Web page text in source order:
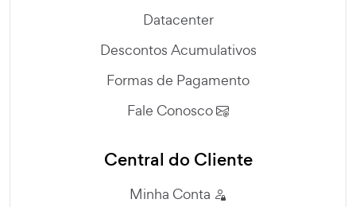
Datacenter
Descontos Acumulativos
Formas de Pagamento
Fale Conosco
Central do Cliente
Minha Conta